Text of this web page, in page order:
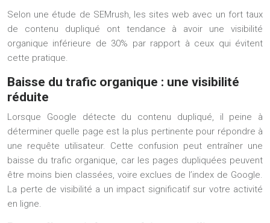
Selon une étude de SEMrush, les sites web avec un fort taux
de contenu dupliqué ont tendance à avoir une visibilité
organique inférieure de 30% par rapport à ceux qui évitent
cette pratique.
Baisse du trafic organique : une visibilité
réduite
Lorsque Google détecte du contenu dupliqué, il peine à
déterminer quelle page est la plus pertinente pour répondre à
une requête utilisateur. Cette confusion peut entraîner une
baisse du trafic organique, car les pages dupliquées peuvent
être moins bien classées, voire exclues de l’index de Google.
La perte de visibilité a un impact significatif sur votre activité
en ligne.